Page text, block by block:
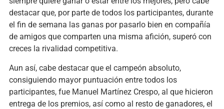
destacar que, por parte de todos los participantes, durante
el fin de semana las ganas por pasarlo bien en compañía
de amigos que comparten una misma afición, superó con
creces la rivalidad competitiva.
Aun así, cabe destacar que el campeón absoluto,
consiguiendo mayor puntuación entre todos los
participantes, fue Manuel Martínez Crespo, al que hicieron
entrega de los premios, así como al resto de ganadores, el